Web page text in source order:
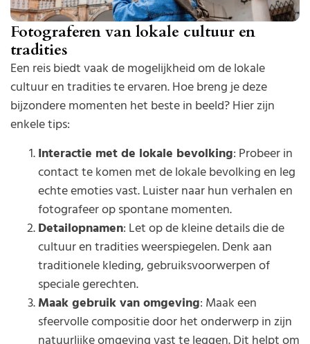
Fotograferen van lokale cultuur en
tradities
Een reis biedt vaak de mogelijkheid om de lokale
cultuur en tradities te ervaren. Hoe breng je deze
bijzondere momenten het beste in beeld? Hier zijn
enkele tips:
Interactie met de lokale bevolking: Probeer in
contact te komen met de lokale bevolking en leg
echte emoties vast. Luister naar hun verhalen en
fotografeer op spontane momenten.
Detailopnamen: Let op de kleine details die de
cultuur en tradities weerspiegelen. Denk aan
traditionele kleding, gebruiksvoorwerpen of
speciale gerechten.
Maak gebruik van omgeving: Maak een
sfeervolle compositie door het onderwerp in zijn
natuurlijke omgeving vast te leggen. Dit helpt om